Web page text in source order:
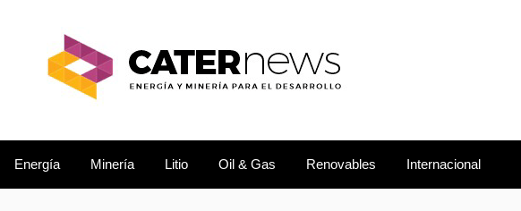
Energía Minería Litio Oil & Gas Renovables Internacional